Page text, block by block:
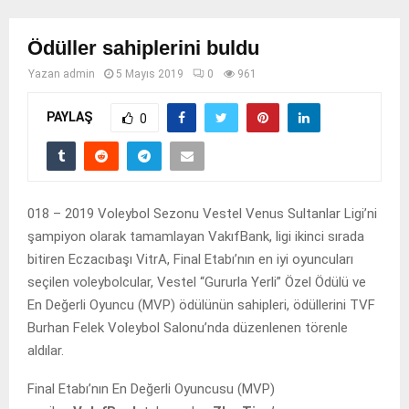
Ödüller sahiplerini buldu
Yazan admin 5 Mayıs 2019 0 961
PAYLAŞ 0
018 – 2019 Voleybol Sezonu Vestel Venus Sultanlar Ligi’ni
şampiyon olarak tamamlayan VakıfBank, ligi ikinci sırada
bitiren Eczacıbaşı VitrA, Final Etabı’nın en iyi oyuncuları
seçilen voleybolcular, Vestel “Gururla Yerli” Özel Ödülü ve
En Değerli Oyuncu (MVP) ödülünün sahipleri, ödüllerini TVF
Burhan Felek Voleybol Salonu’nda düzenlenen törenle
aldılar.
Final Etabı’nın En Değerli Oyuncusu (MVP)